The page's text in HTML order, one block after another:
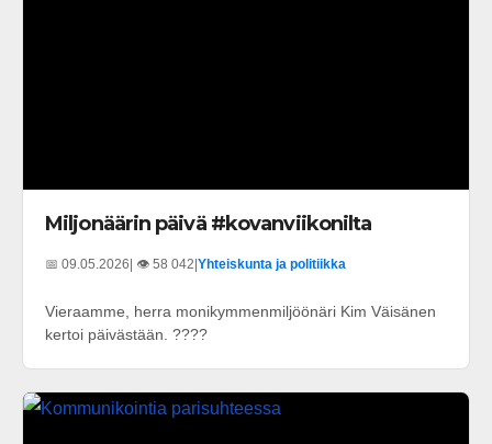
Miljonäärin päivä #kovanviikonilta
📅 09.05.2026 | 👁️ 58 042 Yhteiskunta ja politiikka
Vieraamme, herra monikymmenmiljöönäri Kim Väisänen
kertoi päivästään. ????